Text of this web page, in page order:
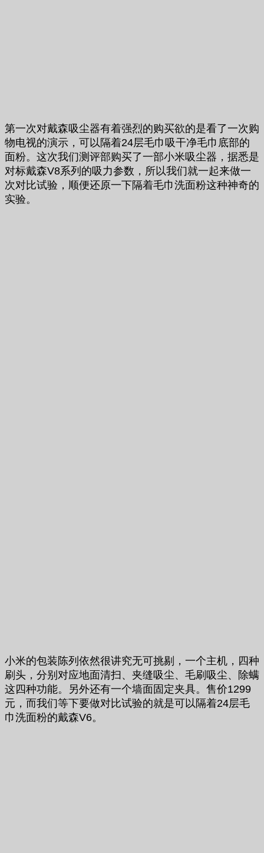
第一次对戴森吸尘器有着强烈的购买欲的是看了一次购
物电视的演示，可以隔着24层毛巾吸干净毛巾底部的
面粉。这次我们测评部购买了一部小米吸尘器，据悉是
对标戴森V8系列的吸力参数，所以我们就一起来做一
次对比试验，顺便还原一下隔着毛巾洗面粉这种神奇的
实验。
小米的包装陈列依然很讲究无可挑剔，一个主机，四种
刷头，分别对应地面清扫、夹缝吸尘、毛刷吸尘、除螨
这四种功能。另外还有一个墙面固定夹具。售价1299
元，而我们等下要做对比试验的就是可以隔着24层毛
巾洗面粉的戴森V6。